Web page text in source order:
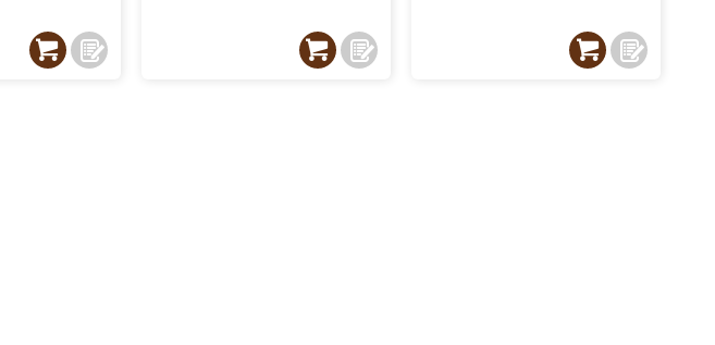
musi sprostać codziennym wyzwaniom.
Płytki do kuchni
Espoo łączą w sobie niezawodność i estetykę,
gwarantując łatwość w utrzymaniu czystości oraz odporność